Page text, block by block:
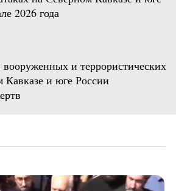
2026 года
и террористических
Кавказе и юге России